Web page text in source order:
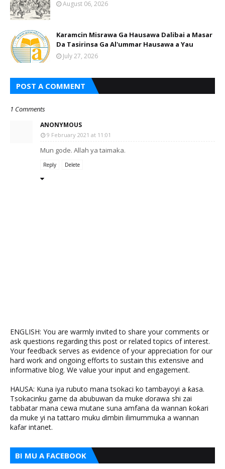
August 06, 2026
Karamcin Misrawa Ga Hausawa Dalibai a Masar
Da Tasirinsa Ga Al'ummar Hausawa a Yau
July 27, 2026
POST A COMMENT
1 Comments
ANONYMOUS
9 February 2021 at 11:01
Mun gode. Allah ya taimaka.
Reply Delete
ENGLISH: You are warmly invited to share your comments or
ask questions regarding this post or related topics of interest.
Your feedback serves as evidence of your appreciation for our
hard work and ongoing efforts to sustain this extensive and
informative blog. We value your input and engagement.
HAUSA: Kuna iya rubuto mana tsokaci ko tambayoyi a ƙasa.
Tsokacinku game da abubuwan da muke ɗorawa shi zai
tabbatar mana cewa mutane suna amfana da wannan ƙoƙari
da muke yi na tattaro muku ɗimbin ilimummuka a wannan
kafar intanet.
BI MU A FACEBOOK